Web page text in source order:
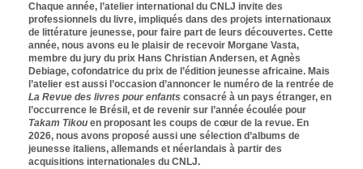
Chaque année, l’atelier international du CNLJ invite des
professionnels du livre, impliqués dans des projets internationaux
de littérature jeunesse, pour faire part de leurs découvertes. Cette
année, nous avons eu le plaisir de recevoir Morgane Vasta,
membre du jury du prix Hans Christian Andersen, et Agnès
Debiage, cofondatrice du prix de l’édition jeunesse africaine. Mais
l’atelier est aussi l’occasion d’annoncer le numéro de la rentrée de
La Revue des livres pour enfants consacré à un pays étranger, en
l’occurrence le Brésil, et de revenir sur l’année écoulée pour
Takam Tikou en proposant les coups de cœur de la revue. En
2026, nous avons proposé aussi une sélection d’albums de
jeunesse italiens, allemands et néerlandais à partir des
acquisitions internationales du CNLJ.